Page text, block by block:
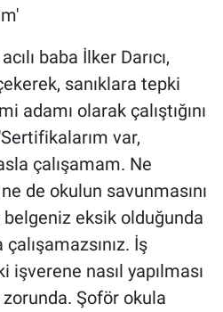
baba İlker Darıcı,
sanıklara tepki
adamı olarak çalıştığını
var,
çalışamam. Ne
de okulun savunmasını
eksik olduğunda
İş
işverene nasıl yapılması
Şoför okula